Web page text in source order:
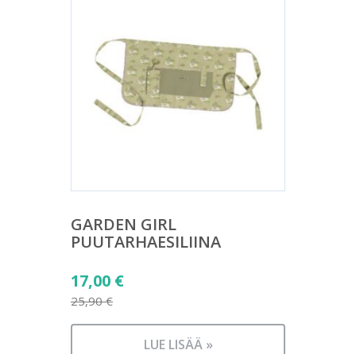
GARDEN GIRL
PUUTARHAESILIINA
25,90€
Alkuperäinen
hinta
oli:
17,00 €
Nykyinen
LUE LISÄÄ »